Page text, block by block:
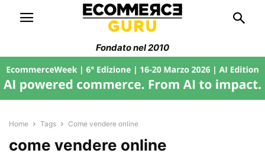
Fondato nel 2010
Home Tags Come vendere online
come vendere online